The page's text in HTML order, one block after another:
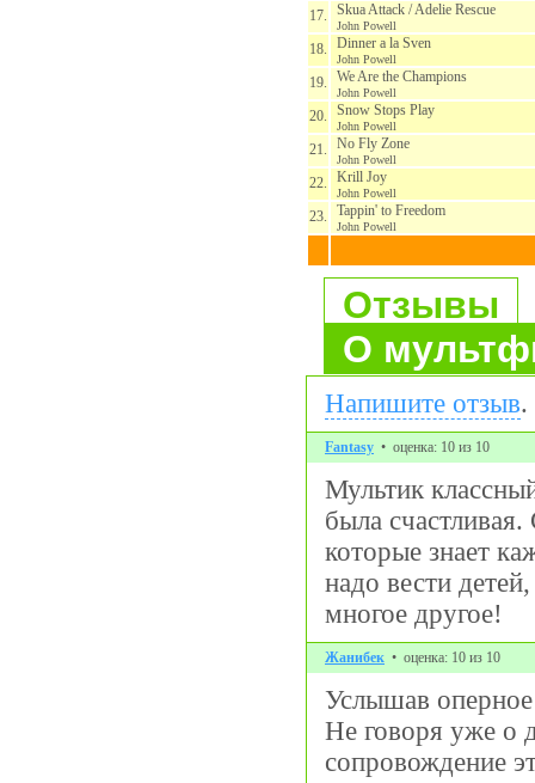
17. Skua Attack / Adelie Rescue
John Powell
18. Dinner a la Sven
John Powell
19. We Are the Champions
John Powell
20. Snow Stops Play
John Powell
21. No Fly Zone
John Powell
22. Krill Joy
John Powell
23. Tappin' to Freedom
John Powell
Отзывы
О
Напишите отзыв.
Fantasy • оценка: 10 из 10
Мультик
была
которые знает
надо вести
многое другое!
Жанибек • оценка: 10 из 10
Услышав
Не говоря уже о
сопровождение